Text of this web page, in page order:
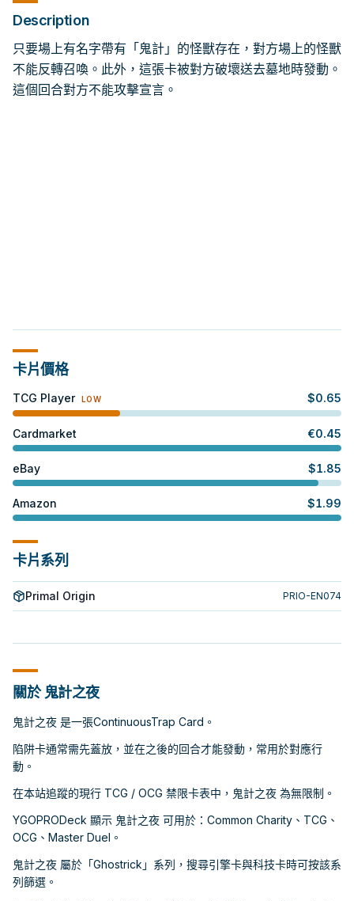
Description
只要場上有名字帶有「鬼計」的怪獸存在，對方場上的怪獸
不能反轉召喚。此外，這張卡被對方破壞送去墓地時發動。
這個回合對方不能攻擊宣言。
卡片價格
TCG Player LOW $0.65
Cardmarket €0.45
eBay $1.85
Amazon $1.99
卡片系列
Primal Origin PRIO-EN074
關於 鬼計之夜
鬼計之夜 是一張ContinuousTrap Card。
陷阱卡通常需先蓋放，並在之後的回合才能發動，常用於對應行
動。
在本站追蹤的現行 TCG / OCG 禁限卡表中，鬼計之夜 為無限制。
YGOPRODeck 顯示 鬼計之夜 可用於：Common Charity、TCG、
OCG、Master Duel。
鬼計之夜 屬於「Ghostrick」系列，搜尋引擎卡與科技卡時可按該系
列篩選。